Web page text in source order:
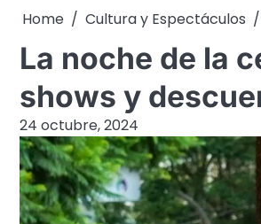
Home Cultura y Espectáculos
La noche de la
shows y
24 octubre, 2024